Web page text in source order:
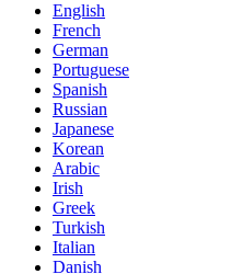
English
French
German
Portuguese
Spanish
Russian
Japanese
Korean
Arabic
Irish
Greek
Turkish
Italian
Danish